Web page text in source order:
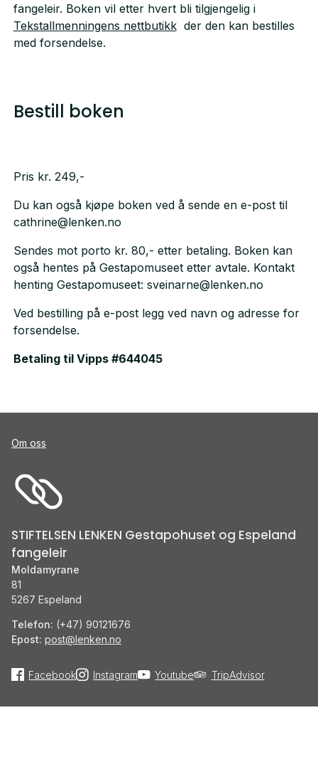
fangeleir. Boken vil etter hvert bli tilgjengelig i
Tekstallmenningens nettbutikk der den kan bestilles
med forsendelse.
Bestill boken
Pris kr. 249,-
Du kan også kjøpe boken ved å sende en e-post til
cathrine@lenken.no
Sendes mot porto kr. 80,- etter betaling. Boken kan
også hentes på Gestapomuseet etter avtale. Kontakt
henting Gestapomuseet: sveinarne@lenken.no
Ved bestilling på e-post legg ved navn og adresse for
forsendelse.
Betaling til Vipps #644045
Om oss
STIFTELSEN LENKEN Gestapohuset og Espeland
fangeleir
Moldamyrane
81
5267 Espeland
Telefon: (+47) 90121676
Epost: post@lenken.no
Facebook Instagram Youtube TripAdvisor